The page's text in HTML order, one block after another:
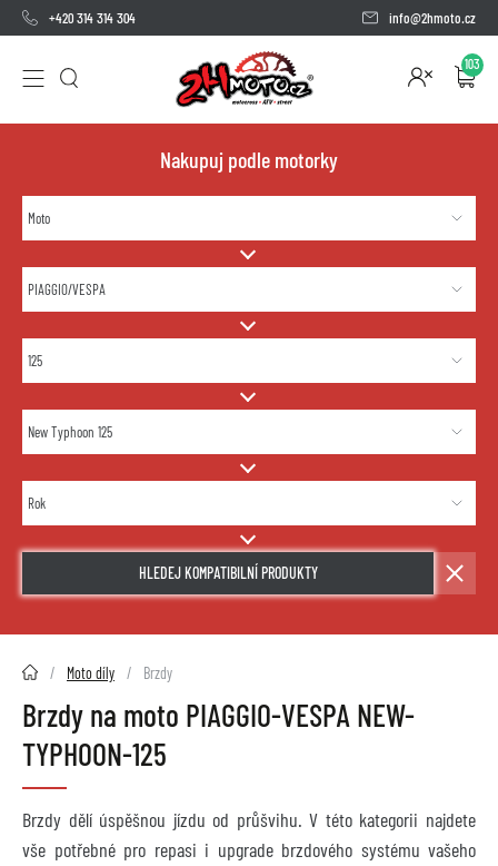
+420 314 314 304 info@2hmoto.cz
103
Nakupuj podle motorky
HLEDEJ KOMPATIBILNÍ PRODUKTY
2HMOTO.cz Moto díly Brzdy
Brzdy na moto PIAGGIO-VESPA NEW-
TYPHOON-125
Brzdy dělí úspěšnou jízdu od průšvihu. V této kategorii najdete
vše potřebné pro repasi i upgrade brzdového systému vašeho